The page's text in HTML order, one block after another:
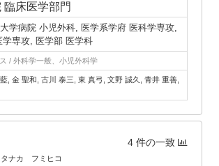
臨床医学部門
学病院 小児外科, 医学系学府 医科学専攻,
学専攻, 医学部 医学科
/ 外科学一般、小児外科学
藍, 金 聖和, 古川 泰三, 東 真弓, 文野 誠久, 青井 重善,
4 件の一致
タナカ フミヒコ